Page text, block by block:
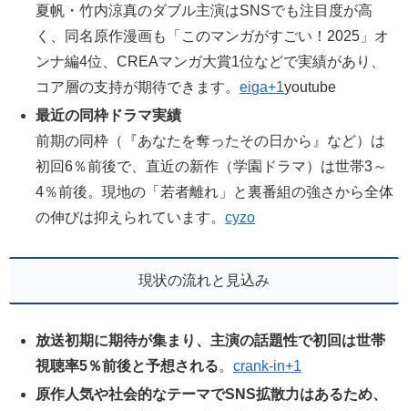
夏帆・竹内涼真のダブル主演はSNSでも注目度が高
く、同名原作漫画も「このマンガがすごい！2025」オ
ンナ編4位、CREAマンガ大賞1位などで実績があり、
コア層の支持が期待できます。eiga+1youtube
最近の同枠ドラマ実績
前期の同枠（『あなたを奪ったその日から』など）は
初回6％前後で、直近の新作（学園ドラマ）は世帯3～
4％前後。現地の「若者離れ」と裏番組の強さから全体
の伸びは抑えられています。cyzo
現状の流れと見込み
放送初期に期待が集まり、主演の話題性で初回は世帯
視聴率5％前後と予想される。crank-in+1
原作人気や社会的なテーマでSNS拡散力はあるため、